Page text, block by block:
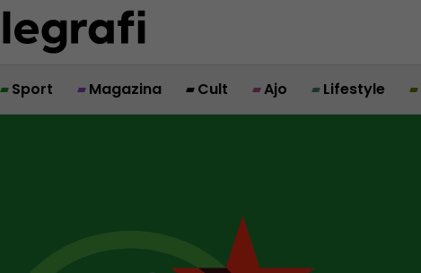
Sport Magazina Cult Ajo Lifestyle